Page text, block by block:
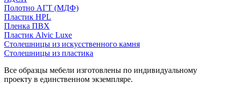
Полотно АГТ (МДФ)
Пластик HPL
Пленка ПВХ
Пластик Alvic Luxe
Столешницы из искусственного камня
Столешницы из пластика
Все образцы мебели изготовлены по индивидуальному
проекту в единственном экземпляре.